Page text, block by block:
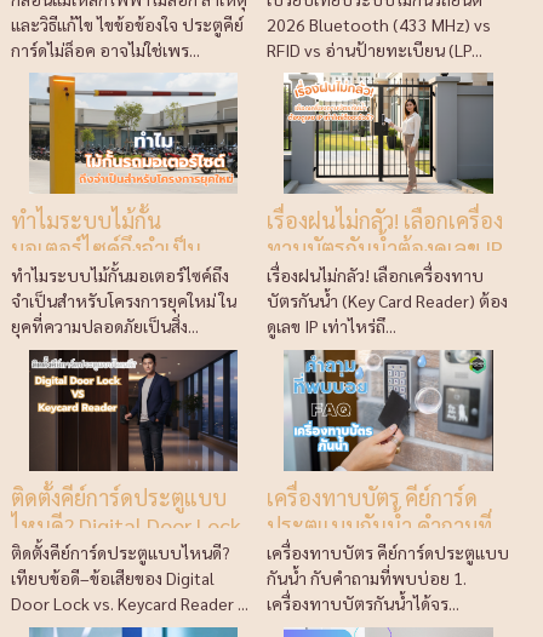
และวิธีแก้ไข ไขข้อข้องใจ ประตูคีย์
การ์ดไม่ล็อค อาจไม่ใช่เพร...
2026 Bluetooth (433 MHz) vs
RFID vs อ่านป้ายทะเบียน (LP...
ทำไมระบบไม้กั้น
มอเตอร์ไซค์ถึงจำเป็น
สำหรับโครงการยุคใหม่
ทำไมระบบไม้กั้นมอเตอร์ไซค์ถึง
จำเป็นสำหรับโครงการยุคใหม่ ใน
ยุคที่ความปลอดภัยเป็นสิ่ง...
เรื่องฝนไม่กลัว! เลือกเครื่อง
ทาบบัตรกันน้ำต้องดูเลข IP
เท่าไหร่ถึงจะชัวร์?
เรื่องฝนไม่กลัว! เลือกเครื่องทาบ
บัตรกันน้ำ (Key Card Reader) ต้อง
ดูเลข IP เท่าไหร่ถึ...
ติดตั้งคีย์การ์ดประตูแบบ
ไหนดี? Digital Door Lock
& Keycard Reader
ติดตั้งคีย์การ์ดประตูแบบไหนดี?
เทียบข้อดี–ข้อเสียของ Digital
Door Lock vs. Keycard Reader ...
เครื่องทาบบัตร คีย์การ์ด
ประตูแบบกันน้ำ คำถามที่
พบบ่อย
เครื่องทาบบัตร คีย์การ์ดประตูแบบ
กันน้ำ กับคำถามที่พบบ่อย 1.
เครื่องทาบบัตรกันน้ำได้จร...